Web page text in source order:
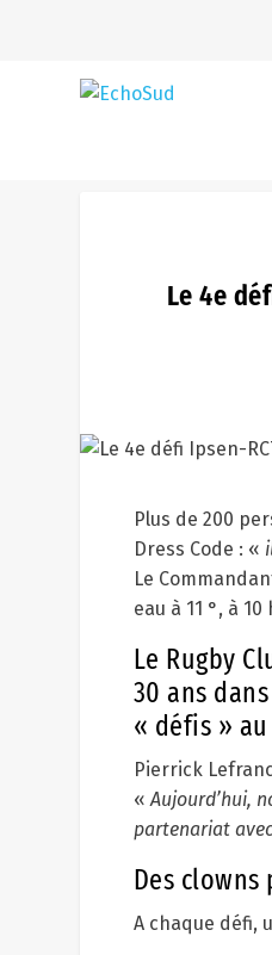
Le 4e
Plus de 200
Dress Code : «
Le
eau à 11 °, à
Le Rugby
30 ans
« défis »
Pierrick
«Aujourd’hui,
partenariat
Des
A chaque défi,